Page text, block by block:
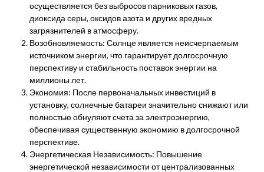
осуществляется без выбросов парниковых газов,
диоксида серы, оксидов азота и других вредных
загрязнителей в атмосферу.
Возобновляемость: Солнце является неисчерпаемым
источником энергии, что гарантирует долгосрочную
перспективу и стабильность поставок энергии на
миллионы лет.
Экономия: После первоначальных инвестиций в
установку, солнечные батареи значительно снижают или
полностью обнуляют счета за электроэнергию,
обеспечивая существенную экономию в долгосрочной
перспективе.
Энергетическая Независимость: Повышение
энергетической независимости от централизованных